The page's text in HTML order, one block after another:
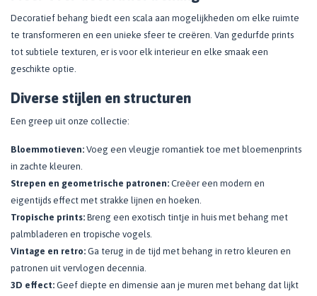
Decoratief behang biedt een scala aan mogelijkheden om elke ruimte
te transformeren en een unieke sfeer te creëren. Van gedurfde prints
tot subtiele texturen, er is voor elk interieur en elke smaak een
geschikte optie.
Diverse stijlen en structuren
Een greep uit onze collectie:
Bloemmotieven: Voeg een vleugje romantiek toe met bloemenprints
in zachte kleuren.
Strepen en geometrische patronen: Creëer een modern en
eigentijds effect met strakke lijnen en hoeken.
Tropische prints: Breng een exotisch tintje in huis met behang met
palmbladeren en tropische vogels.
Vintage en retro: Ga terug in de tijd met behang in retro kleuren en
patronen uit vervlogen decennia.
3D effect: Geef diepte en dimensie aan je muren met behang dat lijkt